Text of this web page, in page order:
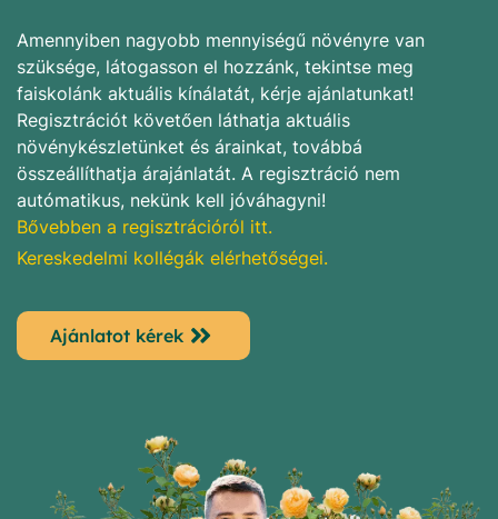
Amennyiben nagyobb mennyiségű növényre van
szüksége, látogasson el hozzánk, tekintse meg
faiskolánk aktuális kínálatát, kérje ajánlatunkat!
Regisztrációt követően láthatja aktuális
növénykészletünket és árainkat, továbbá
összeállíthatja árajánlatát. A regisztráció nem
autómatikus, nekünk kell jóváhagyni!
Bővebben a regisztrációról itt.
Kereskedelmi kollégák elérhetőségei.
Ajánlatot kérek